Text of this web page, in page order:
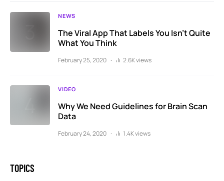
NEWS
The Viral App That Labels You Isn’t Quite
What You Think
February 25, 2020 2.6K views
VIDEO
Why We Need Guidelines for Brain Scan
Data
February 24, 2020 1.4K views
TOPICS